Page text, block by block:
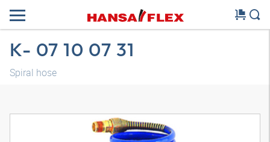
K- 07 10 07 31
Spiral hose